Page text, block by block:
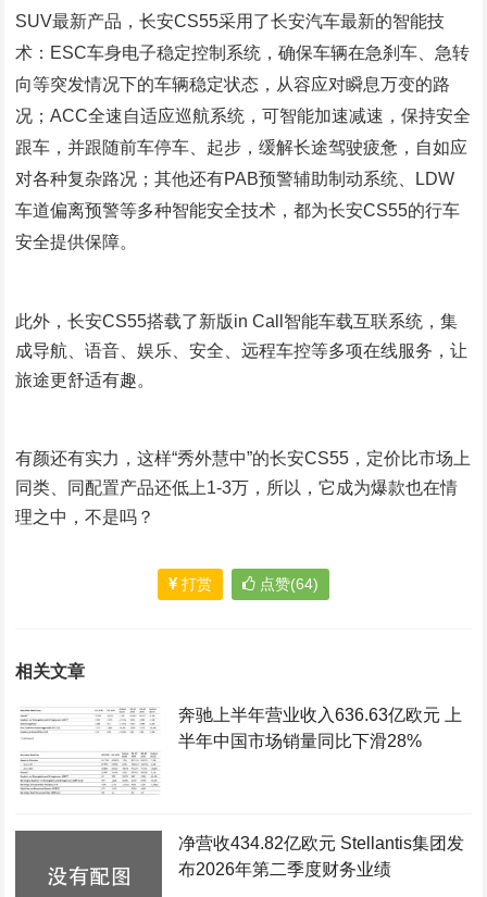
SUV最新产品，长安CS55采用了长安汽车最新的智能技
术：ESC车身电子稳定控制系统，确保车辆在急刹车、急转
向等突发情况下的车辆稳定状态，从容应对瞬息万变的路
况；ACC全速自适应巡航系统，可智能加速减速，保持安全
跟车，并跟随前车停车、起步，缓解长途驾驶疲惫，自如应
对各种复杂路况；其他还有PAB预警辅助制动系统、LDW
车道偏离预警等多种智能安全技术，都为长安CS55的行车
安全提供保障。
此外，长安CS55搭载了新版in Call智能车载互联系统，集
成导航、语音、娱乐、安全、远程车控等多项在线服务，让
旅途更舒适有趣。
有颜还有实力，这样“秀外慧中”的长安CS55，定价比市场上
同类、同配置产品还低上1-3万，所以，它成为爆款也在情
理之中，不是吗？
打赏 点赞(64)
相关文章
奔驰上半年营业收入636.63亿欧元 上
半年中国市场销量同比下滑28%
净营收434.82亿欧元 Stellantis集团发
布2026年第二季度财务业绩